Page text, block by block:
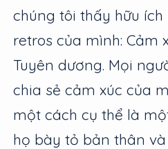
chúng tôi thấy hữu ích
retros của mình: Cảm
Tuyên dương. Mọi
chia sẻ cảm xúc của
một cách cụ thể là
họ bày tỏ bản thân